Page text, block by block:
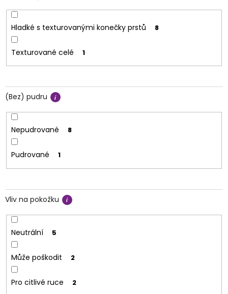
Hladké s texturovanými konečky prstů 8
Texturované celé 1
(Bez) pudru
Nepudrované 8
Pudrované 1
Vliv na pokožku
Neutrální 5
Může poškodit 2
Pro citlivé ruce 2